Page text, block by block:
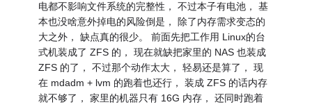
电都不影响文件系统的完整性， 不过本子有电池， 基
本也没啥意外掉电的风险倒是， 除了内存需求变态的
大之外， 缺点真的很少。 前面先把工作用 Linux的台
式机装成了 ZFS 的， 现在就缺把家里的 NAS 也装成
ZFS 的了， 不过那个动作太大， 轻易还是算了， 现
在 mdadm + lvm 的跑着也还行， 装成 ZFS 的话内存
就不够了， 家里的机器只有 16G 内存， 还同时跑着